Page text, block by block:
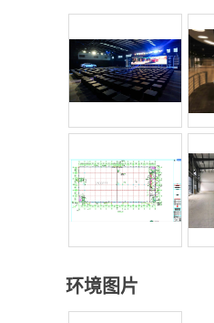
环境图片